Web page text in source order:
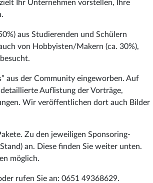
Ihr Unternehmen vorstellen, Ihre
aus Studierenden und Schülern
von Hobbyisten/Makern (ca. 30%),
aus der Community eingeworben. Auf
Auflistung der Vorträge,
Wir veröffentlichen dort auch Bilder
Zu den jeweiligen Sponsoring-
an. Diese finden Sie weiter unten.
möglich.
rufen Sie an: 0651 49368629.